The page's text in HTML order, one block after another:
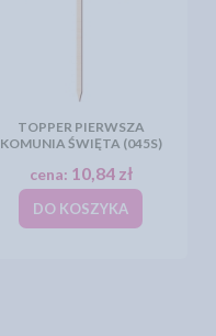
TOPPER PIERWSZA
KOMUNIA ŚWIĘTA (045S)
cena: 10,84 zł
DO KOSZYKA